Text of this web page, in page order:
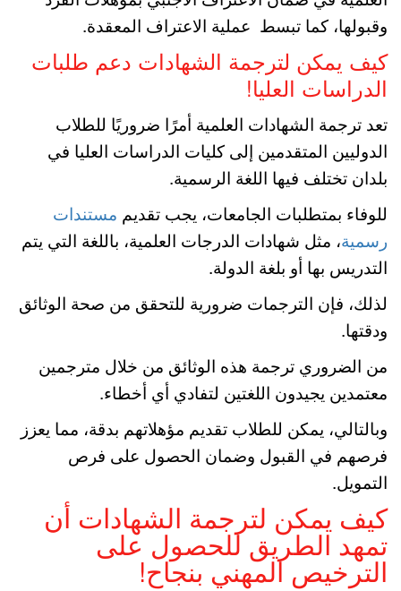
وقبولها، كما تبسط عملية الاعتراف المعقدة.
كيف يمكن لترجمة الشهادات دعم طلبات
الدراسات العليا!
تعد ترجمة الشهادات العلمية أمرًا ضروريًا للطلاب
الدوليين المتقدمين إلى كليات الدراسات العليا في
بلدان تختلف فيها اللغة الرسمية.
للوفاء بمتطلبات الجامعات، يجب تقديم مستندات
رسمية، مثل شهادات الدرجات العلمية، باللغة التي يتم
التدريس بها أو بلغة الدولة.
لذلك، فإن الترجمات ضرورية للتحقق من صحة الوثائق
ودقتها.
من الضروري ترجمة هذه الوثائق من خلال مترجمين
معتمدين يجيدون اللغتين لتفادي أي أخطاء.
وبالتالي، يمكن للطلاب تقديم مؤهلاتهم بدقة، مما يعزز
فرصهم في القبول وضمان الحصول على فرص
التمويل.
كيف يمكن لترجمة الشهادات أن
تمهد الطريق للحصول على
الترخيص المهني بنجاح!